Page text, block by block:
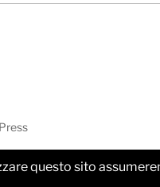
questo sito